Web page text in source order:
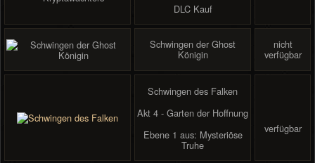
DLC Kauf
Schwingen der Ghost
Königin
nicht
verfügbar
Schwingen des Falken
Akt 4 - Garten der Hoffnung
Ebene 1 aus: Mysteriöse
Truhe
verfügbar